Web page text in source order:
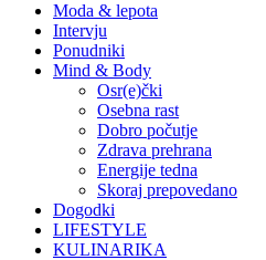
Moda & lepota
Intervju
Ponudniki
Mind & Body
Osr(e)čki
Osebna rast
Dobro počutje
Zdrava prehrana
Energije tedna
Skoraj prepovedano
Dogodki
LIFESTYLE
KULINARIKA